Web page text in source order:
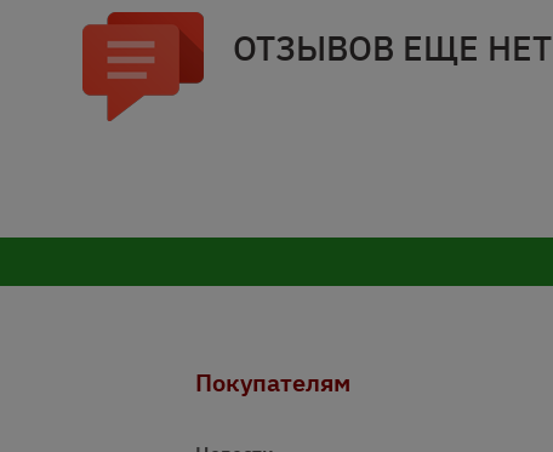
ОТЗЫВОВ ЕЩЕ НЕТ
Покупателям